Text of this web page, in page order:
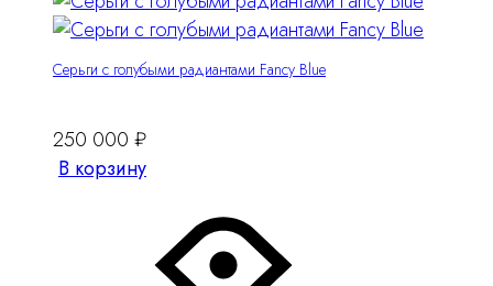
Серьги с голубыми радиантами Fancy Blue
250 000 ₽
В корзину